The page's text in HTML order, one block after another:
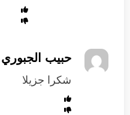
حبيب الجبوري
شكرا جزيلا